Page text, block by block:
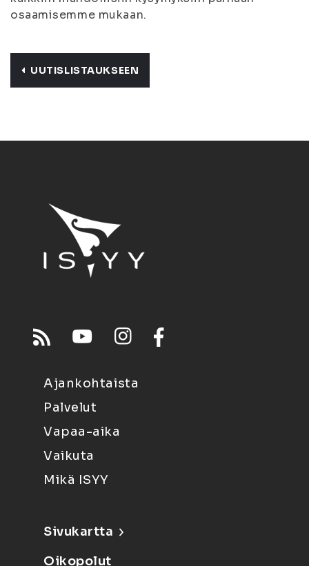
osaamisemme mukaan.
UUTISLISTAUKSEEN
Ajankohtaista
Palvelut
Vapaa-aika
Vaikuta
Mikä ISYY
Sivukartta
Oikopolut